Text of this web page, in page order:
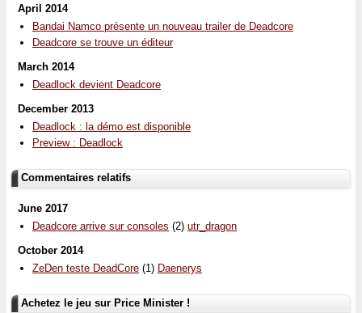
April 2014
Bandai Namco présente un nouveau trailer de Deadcore
Deadcore se trouve un éditeur
March 2014
Deadlock devient Deadcore
December 2013
Deadlock : la démo est disponible
Preview : Deadlock
Commentaires relatifs
June 2017
Deadcore arrive sur consoles (2) utr_dragon
October 2014
ZeDen teste DeadCore (1) Daenerys
Achetez le jeu sur Price Minister !